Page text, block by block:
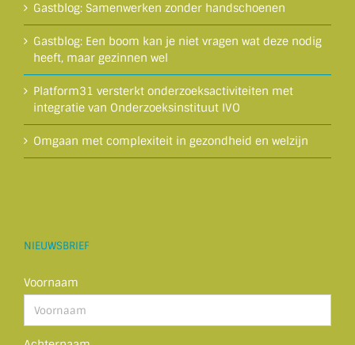
Gastblog: Samenwerken zonder handschoenen
Gastblog: Een boom kan je niet vragen wat deze nodig
heeft, maar gezinnen wel
Platform31 versterkt onderzoeksactiviteiten met
integratie van Onderzoeksinstituut IVO
Omgaan met complexiteit in gezondheid en welzijn
NIEUWSBRIEF
Voornaam